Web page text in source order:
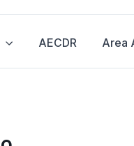
AECDR Area